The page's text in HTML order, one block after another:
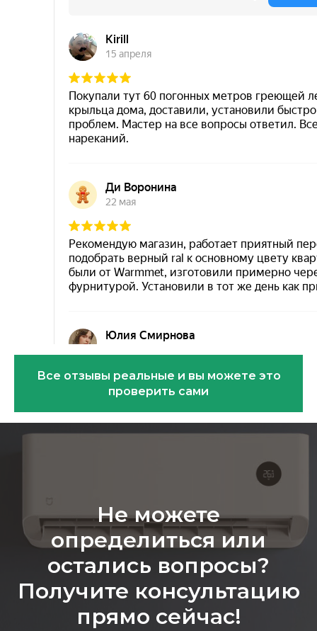
Эковарме на карте Санкт‑Петербурга —
Все отзывы реальные и вы можете это
проверить сами
Не можете
определиться или
остались вопросы?
Получите консультацию
прямо сейчас!